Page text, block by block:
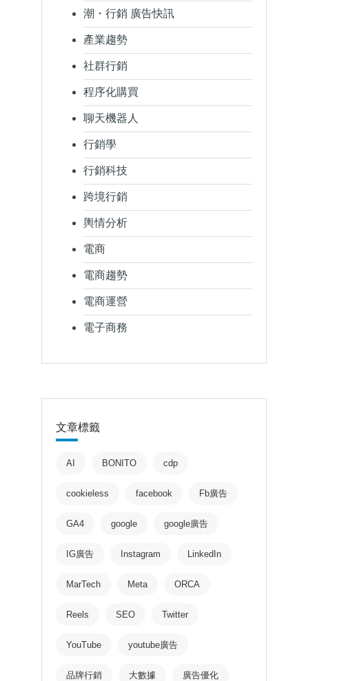
潮・行銷 廣告快訊
產業趨勢
社群行銷
程序化購買
聊天機器人
行銷學
行銷科技
跨境行銷
輿情分析
電商
電商趨勢
電商運營
電子商務
文章標籤
AI BONITO cdp
cookieless facebook Fb廣告
GA4 google google廣告
IG廣告 Instagram LinkedIn
MarTech Meta ORCA
Reels SEO Twitter
YouTube youtube廣告
品牌行銷 大數據 廣告優化